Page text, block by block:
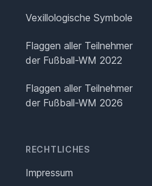
Vexillologische Symbole
Flaggen aller Teilnehmer
der Fußball-WM 2022
Flaggen aller Teilnehmer
der Fußball-WM 2026
RECHTLICHES
Impressum